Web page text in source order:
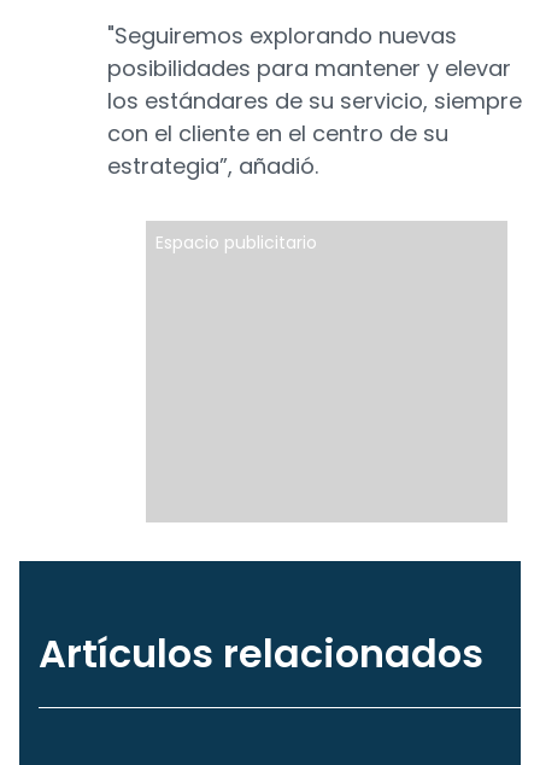
"Seguiremos explorando nuevas
posibilidades para mantener y elevar
los estándares de su servicio, siempre
con el cliente en el centro de su
estrategia”, añadió.
Espacio publicitario
Artículos relacionados